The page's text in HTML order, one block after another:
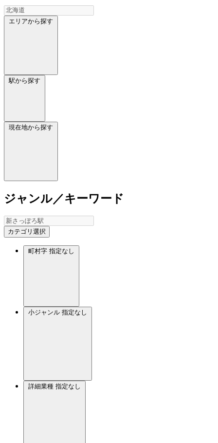
エリアから探す
駅から探す
現在地から探す
ジャンル／キーワード
カテゴリ選択
町村字 指定なし
小ジャンル 指定なし
詳細業種 指定なし